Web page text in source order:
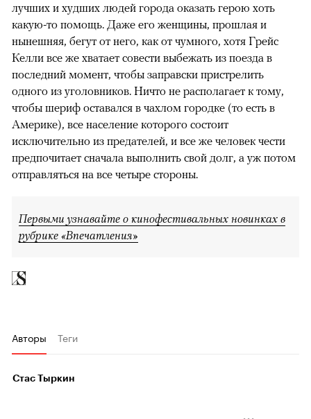
лучших и худших людей города оказать герою хоть
какую-то помощь. Даже его женщины, прошлая и
нынешняя, бегут от него, как от чумного, хотя Грейс
Келли все же хватает совести выбежать из поезда в
последний момент, чтобы заправски пристрелить
одного из уголовников. Ничто не располагает к тому,
чтобы шериф оставался в чахлом городке (то есть в
Америке), все население которого состоит
исключительно из предателей, и все же человек чести
предпочитает сначала выполнить свой долг, а уж потом
отправляться на все четыре стороны.
Первыми узнавайте о кинофестивальных новинках в
рубрике «Впечатления»
Авторы Теги
Стас Тыркин